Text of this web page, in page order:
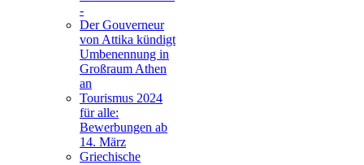
-
Der Gouverneur
von Attika kündigt
Umbenennung in
Großraum Athen
an
Tourismus 2024
für alle:
Bewerbungen ab
14. März
Griechische